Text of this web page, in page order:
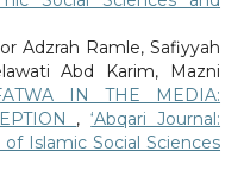
Adzrah Ramle, Safiyyah
Abd Karim, Mazni
IN THE MEDIA:
,‘Abqari Journal:
of Islamic Social Sciences